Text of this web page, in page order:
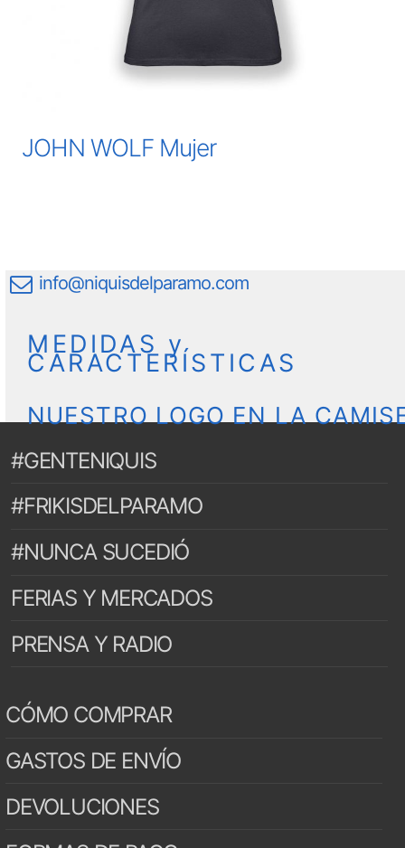
JOHN WOLF Mujer
info@niquisdelparamo.com
MEDIDAS y
CARACTERÍSTICAS
NUESTRO LOGO EN LA
#GENTENIQUIS
#FRIKISDELPARAMO
#NUNCA SUCEDIÓ
FERIAS Y MERCADOS
PRENSA Y RADIO
CÓMO COMPRAR
GASTOS DE ENVÍO
DEVOLUCIONES